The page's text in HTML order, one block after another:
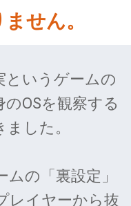
せん。
というゲームの
OSを観察する
した。
の「裏設定」
レイヤーから抜